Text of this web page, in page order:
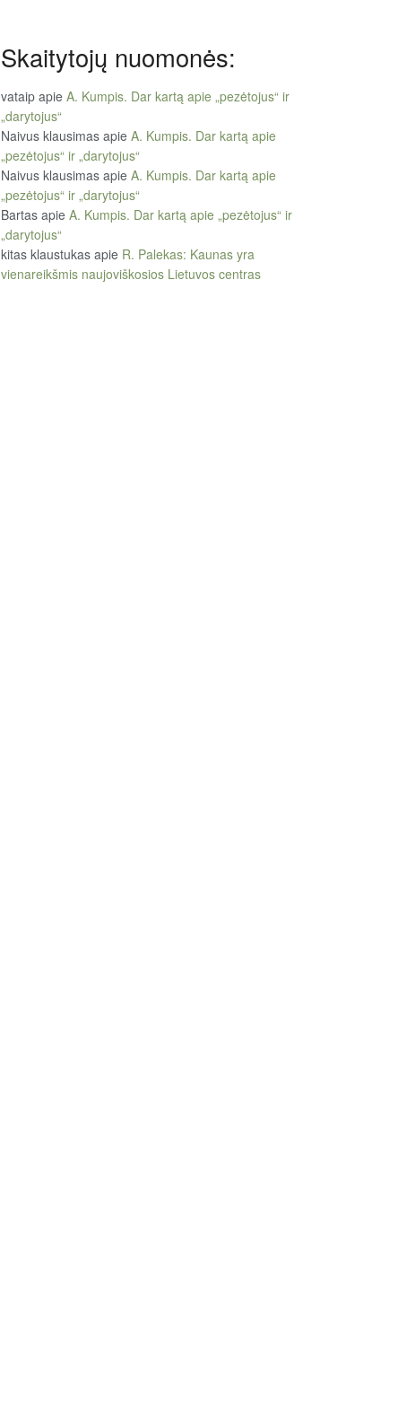
Skaitytojų nuomonės:
vataip apie A. Kumpis. Dar kartą apie „pezėtojus“ ir
„darytojus“
Naivus klausimas apie A. Kumpis. Dar kartą apie
„pezėtojus“ ir „darytojus“
Naivus klausimas apie A. Kumpis. Dar kartą apie
„pezėtojus“ ir „darytojus“
Bartas apie A. Kumpis. Dar kartą apie „pezėtojus“ ir
„darytojus“
kitas klaustukas apie R. Palekas: Kaunas yra
vienareikšmis naujoviškosios Lietuvos centras